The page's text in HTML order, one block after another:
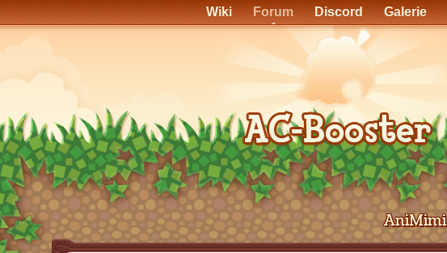
Wiki Forum Discord Galerie
AniMimi